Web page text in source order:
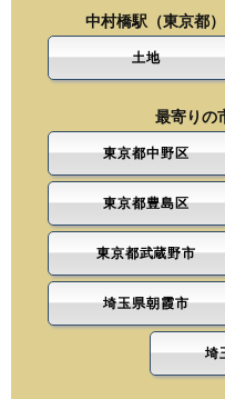
中村橋駅（東京都
土地
最寄りの
東京都中野区
東京都豊島区
東京都武蔵野市
埼玉県朝霞市
埼